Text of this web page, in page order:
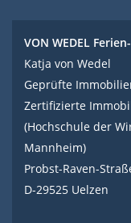
VON WEDEL
Katja von Wedel
Geprüfte
Zertifizierte
(Hochschule der
Mannheim)
Probst-Raven-
D-29525 Uelzen